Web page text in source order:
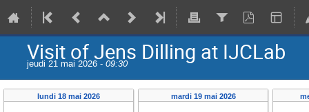
Visit of Jens Dilling at IJCLab
jeudi 21 mai 2026 - 09:30
lundi 18 mai 2026 mardi 19 mai 2026